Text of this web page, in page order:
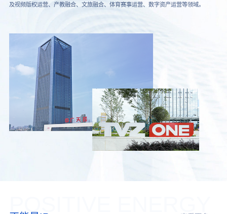
及视频版权运营、产教融合、文旅融合、体育赛事运营、数字资产运营等领域。